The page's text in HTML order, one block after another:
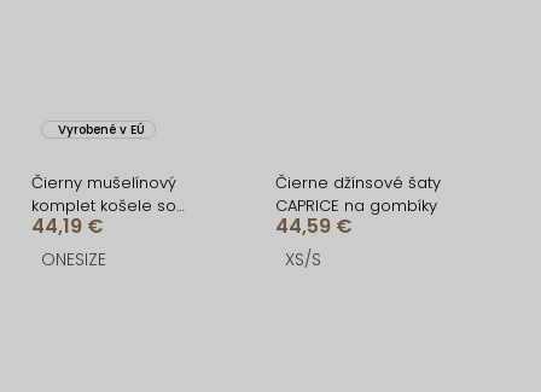
Vyrobené v EÚ
Čierny mušelínový
komplet košele so
sukňou BLISS
44,19 €
ONESIZE
Čierne džínsové šaty
CAPRICE na gombíky
44,59 €
XS/S